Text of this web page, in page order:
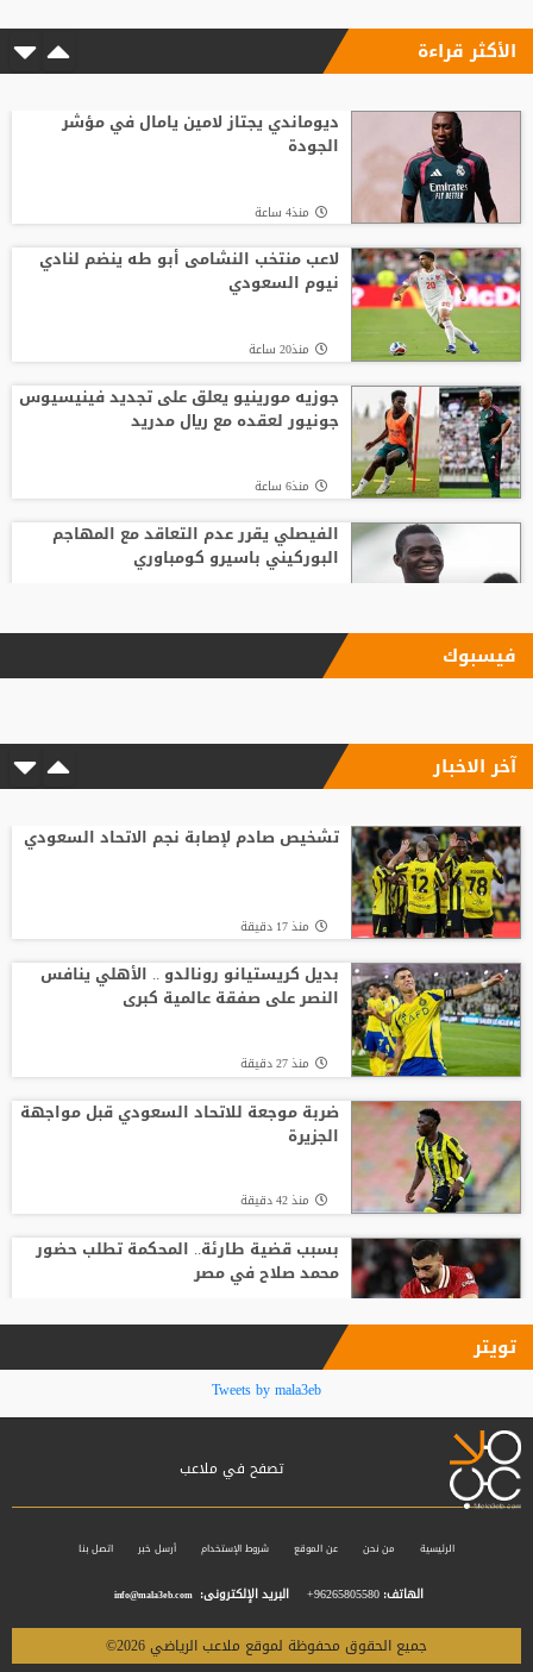
الأكثر قراءة
ديوماندي يجتاز لامين يامال في مؤشر
الجودة
منذ4 ساعة
لاعب منتخب النشامى أبو طه ينضم لنادي
نيوم السعودي
منذ20 ساعة
جوزيه مورينيو يعلق على تجديد فينيسيوس
جونيور لعقده مع ريال مدريد
منذ6 ساعة
الفيصلي يقرر عدم التعاقد مع المهاجم
البوركيني باسيرو كومباوري
زلزال استثماري في جدة.. أول تحرك رسمي
حكم الفيديو المساعد لأول مرة
باريس سان جيرمان يتوصل إلى اتفاق مع
فيران توريس
وفاة والد ليونيل ميسي عن 68 عاما
فيسبوك
آخر الاخبار
تشخيص صادم لإصابة نجم الاتحاد السعودي
منذ 17 دقيقة
بديل كريستيانو رونالدو .. الأهلي ينافس
النصر على صفقة عالمية كبرى
منذ 27 دقيقة
ضربة موجعة للاتحاد السعودي قبل مواجهة
الجزيرة
منذ 42 دقيقة
بسبب قضية طارئة.. المحكمة تطلب حضور
محمد صلاح في مصر
مالديني يكشف سبب رحيله عن الاتحاد
الإيطالي: الاتفاق تغير
ليروي ساني يحسم موقفه من عروض
تويتر
Tweets by mala3eb
تصفح في ملاعب
الرئيسية من نحن عن الموقع شروط الإستخدام أرسل خبر اتصل بنا
الهاتف:96265805580+ البريد الإلكترونى: info@mala3eb.com
جميع الحقوق محفوظة لموقع ملاعب الرياضي 2026©